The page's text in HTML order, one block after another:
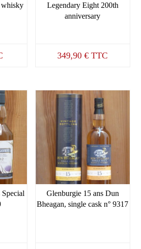
whisky
Legendary Eight 200th
anniversary
349,90€ TTC
Special
Glenburgie 15 ans Dun
Bheagan, single cask n° 9317